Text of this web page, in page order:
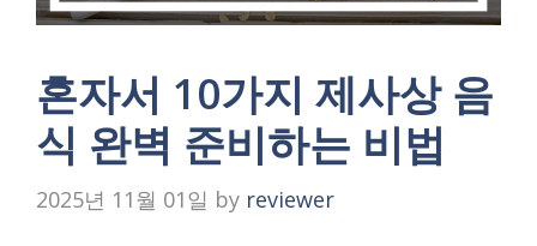
혼자서 10가지 제사상 음
식 완벽 준비하는 비법
2025년 11월 01일 by reviewer